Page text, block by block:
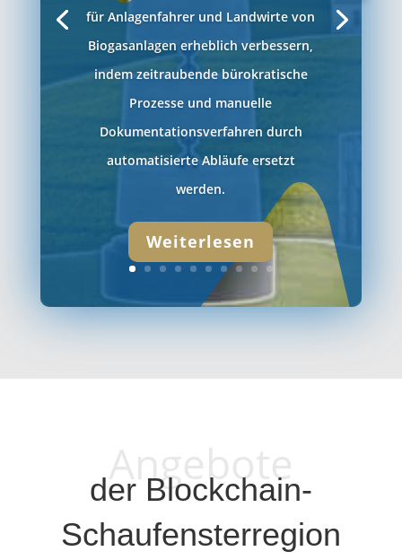
für Anlagenfahrer und Landwirte von
Biogasanlagen erheblich verbessern,
indem zeitraubende bürokratische
Prozesse und manuelle
Dokumentationsverfahren durch
automatisierte Abläufe ersetzt
werden.
Weiterlesen
Angebote
der Blockchain-
Schaufensterregion